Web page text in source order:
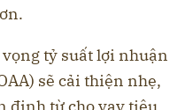
tỷ suất lợi nhuận
sẽ cải thiện nhẹ,